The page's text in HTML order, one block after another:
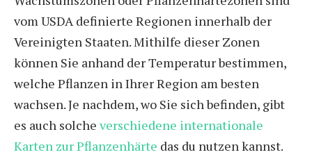
vom USDA definierte Regionen innerhalb der
Vereinigten Staaten. Mithilfe dieser Zonen
können Sie anhand der Temperatur bestimmen,
welche Pflanzen in Ihrer Region am besten
wachsen. Je nachdem, wo Sie sich befinden, gibt
es auch solche verschiedene internationale
Karten zur Pflanzenhärte das du nutzen kannst.